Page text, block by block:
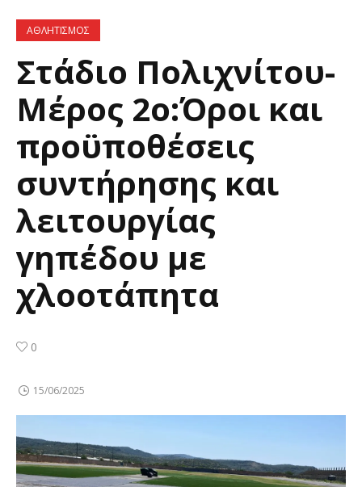
ΑΘΛΗΤΙΣΜΟΣ
Στάδιο Πολιχνίτου-
Μέρος 2ο:Όροι και
προϋποθέσεις
συντήρησης και
λειτουργίας
γηπέδου με
χλοοτάπητα
0
15/06/2025